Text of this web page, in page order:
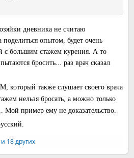
дневника не считаю
опытом, будет очень
с большим стажем курения. А то
бросить... раз врач сказал
который также слушает своего врача
нельзя бросать, а можно только
Мой пример ему не доказательство.
и 18 других